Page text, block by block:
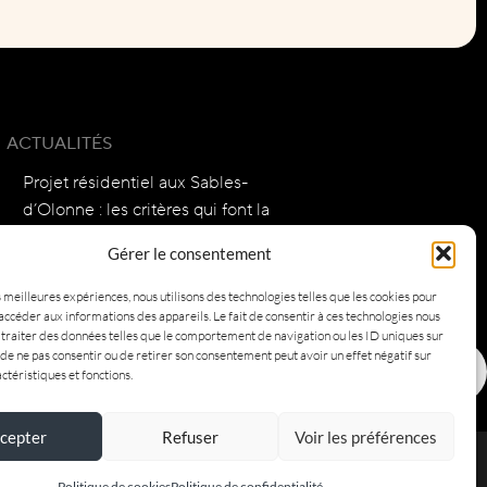
Gérer le consentement
expériences, nous utilisons des technologies telles que les cookies pour
aux informations des appareils. Le fait de consentir à ces technologies nous
des données telles que le comportement de navigation ou les ID uniques sur
ne pas consentir ou de retirer son consentement peut avoir un effet négatif sur
et fonctions.
Refuser Voir les préférences
ACTUALITÉS
Projet résidentiel aux Sables-
d’Olonne : les critères qui font la
Réussir sa transaction immobilière
aux Sables-d’Olonne : méthode et
vision stratégique
Mentions légales Honoraires Politique de cookies